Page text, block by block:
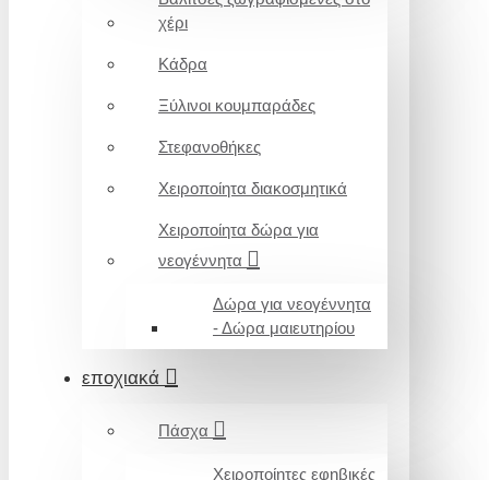
χέρι
Κάδρα
Ξύλινοι κουμπαράδες
Στεφανοθήκες
Χειροποίητα διακοσμητικά
Χειροποίητα δώρα για
νεογέννητα
Δώρα για νεογέννητα
- Δώρα μαιευτηρίου
εποχιακά
Πάσχα
Χειροποίητες εφηβικές